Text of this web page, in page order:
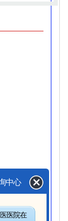
量元素、蛋
及时补充胎
中心
医院在